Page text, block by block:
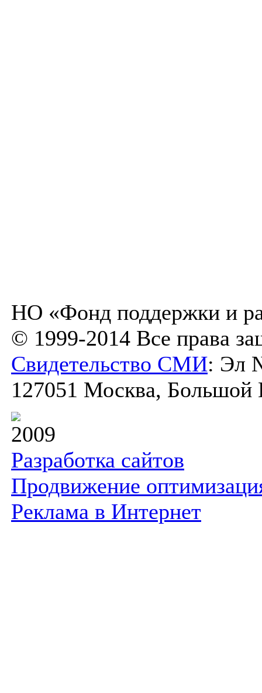
НО «Фонд поддержки и
© 1999-2014 Все права
Свидетельство СМИ: Эл
127051 Москва, Большой
2009
Разработка сайтов
Продвижение
Реклама в Интернет